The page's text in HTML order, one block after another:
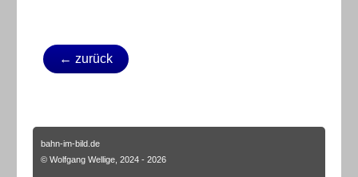
← zurück
bahn-im-bild.de
© Wolfgang Wellige, 2024 - 2026